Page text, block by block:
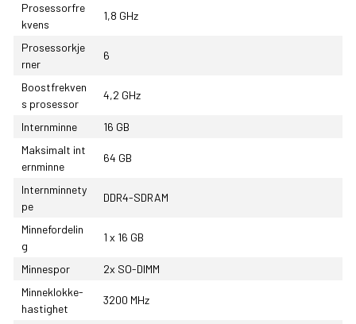
Prosessorfre
kvens
1,8 GHz
Prosessorkje
rner
6
Boostfrekven
s prosessor
4,2 GHz
Internminne
16 GB
Maksimalt int
ernminne
64 GB
Internminnety
pe
DDR4-SDRAM
Minnefordelin
g
1 x 16 GB
Minnespor
2x SO-DIMM
Minneklokke-
hastighet
3200 MHz